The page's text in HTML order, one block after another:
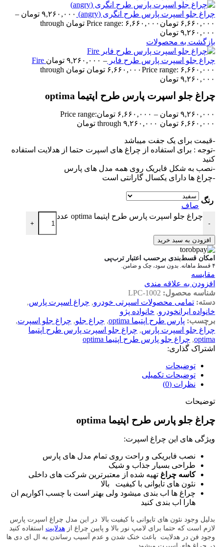
چراغ جلو اسپرت پارس طرح انگری (angry) ۹,۲۶۰,۰۰۰ تومان –
۶,۶۶۰,۰۰۰ تومان
Price range: ۶,۶۶۰,۰۰۰ تومان through
۹,۲۶۰,۰۰۰ تومان
بازگشت به محصولات
چراغ جلو اسپرت پارس طرح فایر Fire ۹,۲۶۰,۰۰۰ تومان
–
۶,۶۶۰,۰۰۰ تومان
Price range: ۶,۶۶۰,۰۰۰ تومان through
۹,۲۶۰,۰۰۰ تومان
چراغ جلو اسپرت پارس طرح اپتیما optima
۹,۲۶۰,۰۰۰ تومان – ۶,۶۶۰,۰۰۰ تومانPrice range:
۶,۶۶۰,۰۰۰ تومان through ۹,۲۶۰,۰۰۰ تومان
-قیمت برای یک جفت میباشد
-توجه : برای استفاده از چراغ های اسپرت حتما از هدلایت استفاده
کنید
-نصب به شکل فابریک روی همه مدل های پارس
-چراغ ها دارای یکسال گارانتی است
رنگ
صاف
-
چراغ جلو اسپرت پارس طرح اپتیما optima عدد
+
افزودن به سبد خرید
امکان قسط‌بندی برحسب اعتبار ترب‌پی
۴ قسط ماهانه. بدون سود، چک و ضامن.
مقایسه
افزودن به علاقه مندی
شناسه محصول: LPC-1002
دسته: تمامی محصولات اسپرتی خودرو, چراغ اسپرت پارس,
خانواده ایرانخودرو, خانواده پژو
برچسب: پارس طرح اپتیما optima , چراغ جلو, چراغ جلو اسپرت,
چراغ جلو اسپرت پارس, چراغ جلو اسپرت پارس طرح اپتیما
optima
, چراغ جلو پارس طرح اپتیما optima
اشتراک گذاری:
توضیحات
توضیحات تکمیلی
نظرات (0)
توضیحات
چراغ جلو پارس طرح اپتیما optima
ویژگی های این چراغ اسپرت:
نصب فابریکی و راحت روی تمام مدل های پارس
طراحی بسیار جذاب و شیک
کاسه چراغ تهیه شده از معتبرترین شرکت های داخلی
نئون های تایوانی با کیفیت بالا
چراغ ها اب بندی میشود ولی بهتر است با چسب اکواریم ان
هارا اب بندی کنید
بدلیل وجود نئون های تایوانی با کیفیت بالا در این مدل چراغ اسپرت پارس
لازم است که حتما برای لامپ نور بالا و پایین چراغ از هدلایت استفاده کنید
وجود فن در هدلایت باعث خنک شدن و عدم آسیب رساندن به ال ای دی ها